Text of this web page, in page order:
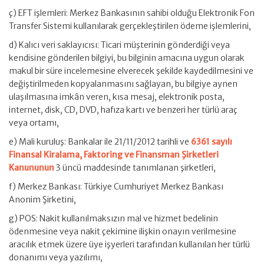
ç) EFT işlemleri: Merkez Bankasının sahibi olduğu Elektronik Fon
Transfer Sistemi kullanılarak gerçekleştirilen ödeme işlemlerini,
d) Kalıcı veri saklayıcısı: Ticari müşterinin gönderdiği veya
kendisine gönderilen bilgiyi, bu bilginin amacına uygun olarak
makul bir süre incelemesine elverecek şekilde kaydedilmesini ve
değiştirilmeden kopyalanmasını sağlayan, bu bilgiye aynen
ulaşılmasına imkân veren, kısa mesaj, elektronik posta,
internet, disk, CD, DVD, hafıza kartı ve benzeri her türlü araç
veya ortamı,
e) Mali kuruluş: Bankalar ile 21/11/2012 tarihli ve 6361 sayılı
Finansal Kiralama, Faktoring ve Finansman Şirketleri
Kanununun3 üncü maddesinde tanımlanan şirketleri,
f) Merkez Bankası: Türkiye Cumhuriyet Merkez Bankası
Anonim Şirketini,
g) POS: Nakit kullanılmaksızın mal ve hizmet bedelinin
ödenmesine veya nakit çekimine ilişkin onayın verilmesine
aracılık etmek üzere üye işyerleri tarafından kullanılan her türlü
donanımı veya yazılımı,